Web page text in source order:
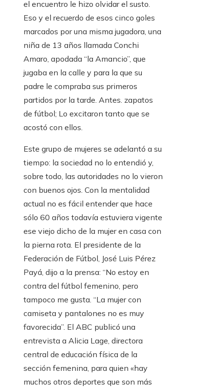
el encuentro le hizo olvidar el susto.
Eso y el recuerdo de esos cinco goles
marcados por una misma jugadora, una
niña de 13 años llamada Conchi
Amaro, apodada “la Amancio”, que
jugaba en la calle y para la que su
padre le compraba sus primeros
partidos por la tarde. Antes. zapatos
de fútbol; Lo excitaron tanto que se
acostó con ellos.
Este grupo de mujeres se adelantó a su
tiempo: la sociedad no lo entendió y,
sobre todo, las autoridades no lo vieron
con buenos ojos. Con la mentalidad
actual no es fácil entender que hace
sólo 60 años todavía estuviera vigente
ese viejo dicho de la mujer en casa con
la pierna rota. El presidente de la
Federación de Fútbol, ​​José Luis Pérez
Payá, dijo a la prensa: “No estoy en
contra del fútbol femenino, pero
tampoco me gusta. “La mujer con
camiseta y pantalones no es muy
favorecida”. El ABC publicó una
entrevista a Alicia Lage, directora
central de educación física de la
sección femenina, para quien «hay
muchos otros deportes que son más